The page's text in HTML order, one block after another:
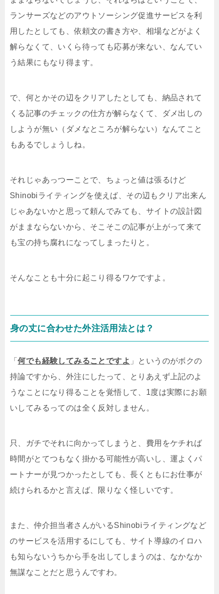
ランサーズなどのアウトソーシング促進サービスを利
用したとしても、依頼文の書き方や、相場などがよく
解らなくて、いくら待っても応募が来ない、なんてい
う結果にもなり得ます。
で、何とかその辺をクリアしたとしても、納品されて
くる記事のチェックの仕方が解らなくて、ダメ出しの
しようが無い（ダメなところが解らない）なんてこと
もあるでしょうしね。
それじゃあっつーことで、ちょっと値は張るけど
Shinobiライティングを使えば、その辺もクリア出来ん
じゃあないかと思って頼んでみても、サイトの設計図
がままならないから、そこそこの記事が上がって来て
も宝の持ち腐れになってしまったりと。
そんなことも十分に起こり得るワケですよ。
身の丈に合わせた外注活用法とは？
「何でも経験してみることですよ 」というのがボクの
持論ですから、外注にしたって、とりあえず上記のよ
うなことになり得ることを覚悟して、1度は実際にお願
いしてみるってのは全く反対しません。
只、ガチでそれに向かってしまうと、費用をケチれば
時間がとてつもなく掛かる可能性が高いし、運よくパ
ートナーが見つかったとしても、長くともにお仕事が
続けられるかと言えば、限りなく怪しいです。
また、仲介担当者さんがいるShinobiライティングなど
のサービスを活用するにしても、サイト導線のイロハ
も知らないうちから手を出してしまうのは、なかなか
無謀なことだと思うんですわ。